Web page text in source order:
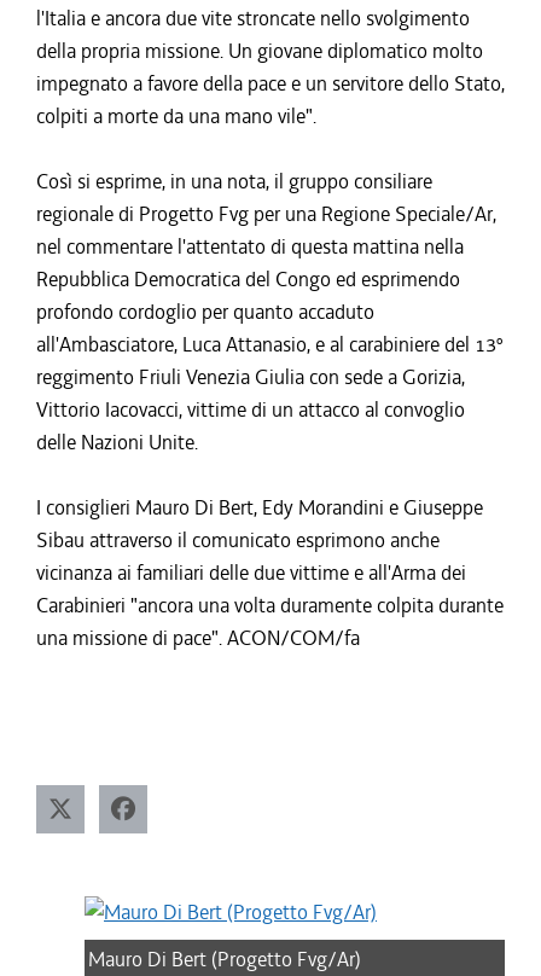
l'Italia e ancora due vite stroncate nello svolgimento
della propria missione. Un giovane diplomatico molto
impegnato a favore della pace e un servitore dello Stato,
colpiti a morte da una mano vile".
Così si esprime, in una nota, il gruppo consiliare
regionale di Progetto Fvg per una Regione Speciale/Ar,
nel commentare l'attentato di questa mattina nella
Repubblica Democratica del Congo ed esprimendo
profondo cordoglio per quanto accaduto
all'Ambasciatore, Luca Attanasio, e al carabiniere del 13º
reggimento Friuli Venezia Giulia con sede a Gorizia,
Vittorio Iacovacci, vittime di un attacco al convoglio
delle Nazioni Unite.
I consiglieri Mauro Di Bert, Edy Morandini e Giuseppe
Sibau attraverso il comunicato esprimono anche
vicinanza ai familiari delle due vittime e all'Arma dei
Carabinieri "ancora una volta duramente colpita durante
una missione di pace". ACON/COM/fa
Mauro Di Bert (Progetto Fvg/Ar)